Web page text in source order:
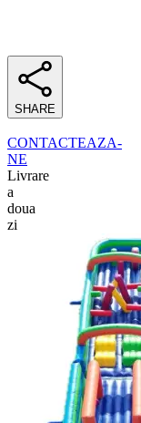
SHARE
CONTACTEAZA-
NE
Livrare
a
doua
zi